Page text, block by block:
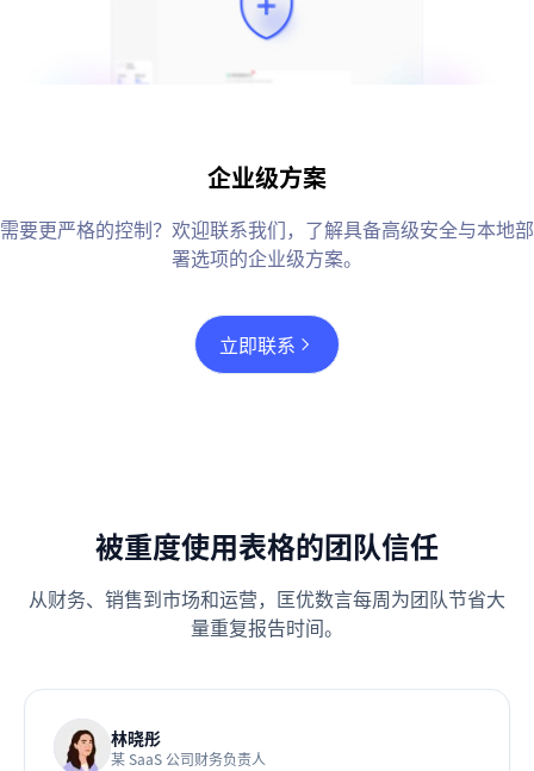
企业级方案
需要更严格的控制？欢迎联系我们，了解具备高级安全与本地部
署选项的企业级方案。
立即联系
被重度使用表格的团队信任
从财务、销售到市场和运营，匡优数言每周为团队节省大
量重复报告时间。
林晓彤
某 SaaS 公司财务负责人